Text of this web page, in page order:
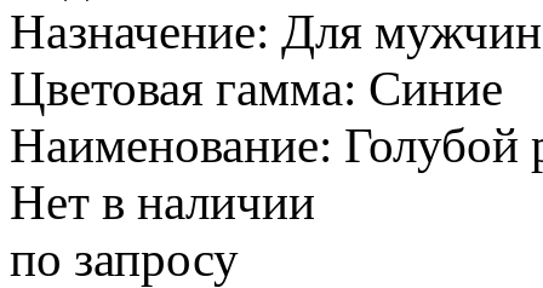
Назначение: Для мужчин
Цветовая гамма: Синие
Наименование: Голубой
Нет в наличии
по запросу